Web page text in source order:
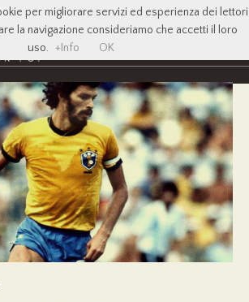
per migliorare servizi ed esperienza dei
la navigazione consideriamo che accetti il loro
uso. +Info OK